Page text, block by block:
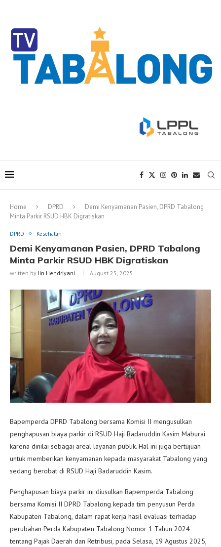
Home DPRD
Demi Kenyamanan Pasien, DPRD Tabalong
Minta Parkir RSUD HBK Digratiskan
DPRD Kesehatan
Demi Kenyamanan Pasien, DPRD Tabalong
Minta Parkir RSUD HBK Digratiskan
written by Iin Hendriyani August 25, 2025
Bapemperda DPRD Tabalong bersama Komisi II mengusulkan
penghapusan biaya parkir di RSUD Haji Badaruddin Kasim Maburai
karena dinilai sebagai areal layanan publik. Hal ini juga bertujuan
untuk memberikan kenyamanan kepada masyarakat Tabalong yang
sedang berobat di RSUD Haji Badaruddin Kasim.
Penghapusan biaya parkir ini diusulkan Bapemperda Tabalong
bersama Komisi II DPRD Tabalong kepada tim penyusun Perda
Kabupaten Tabalong, dalam rapat kerja hasil evaluasi terhadap
perubahan Perda Kabupaten Tabalong Nomor 1 Tahun 2024
tentang Pajak Daerah dan Retribusi, pada Selasa, 19 Agustus 2025,